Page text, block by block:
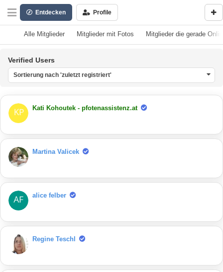
Entdecken Profile
Alle Mitglieder Mitglieder mit Fotos Mitglieder die gerade
Verified Users
Sortierung nach 'zuletzt registriert'
Kati Kohoutek - pfotenassistenz.at
Martina Valicek
alice felber
Regine Teschl